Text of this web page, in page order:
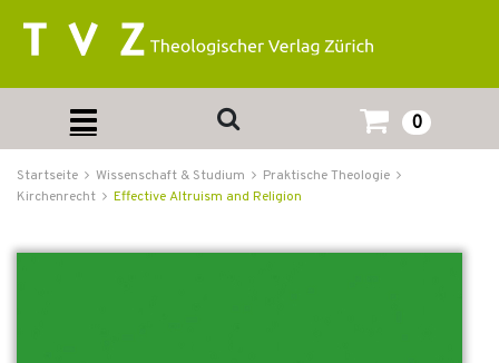
0
Startseite Wissenschaft & Studium
Praktische Theologie
Kirchenrecht
Effective Altruism and Religion